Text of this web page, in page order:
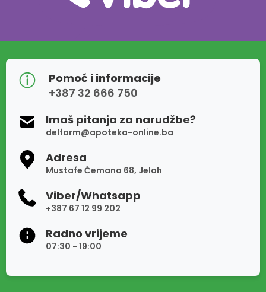
Pomoć i informacije
+387 32 666 750
Imaš pitanja za narudžbe?
delfarm@apoteka-online.ba
Adresa
Mustafe Ćemana 68, Jelah
Viber/Whatsapp
+387 67 12 99 202
Radno vrijeme
07:30 - 19:00